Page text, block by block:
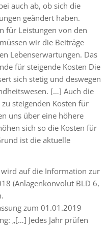
auch ab, ob sich die
geändert haben.
für Leistungen von den
wir die Beiträge
Lebenserwartungen. Das
für steigende Kosten Die
sich stetig und deswegen
[…] Auch die
steigenden Kosten für
uns über eine höhere
sich so die Kosten für
ist die aktuelle
auf die Information zur
(Anlagenkonvolut BLD 6,
zum 01.01.2019
„[…] Jedes Jahr prüfen